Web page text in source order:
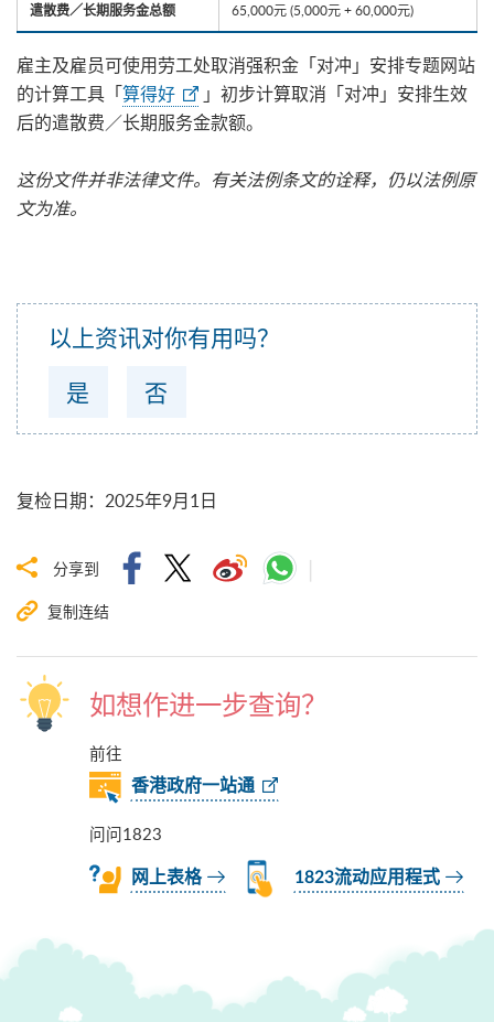
遣散费／长期服务金总额 65,000元 (5,000元 + 60,000元)
雇主及雇员可使用劳工处取消强积金「对冲」安排专题网站
的计算工具「算得好
」初步计算取消「对冲」安排生效
后的遣散费／长期服务金款额。
这份文件并非法律文件。有关法例条文的诠释，仍以法例原
文为准。
以上资讯对你有用吗？
是
否
复检日期： 2025年9月1日
分享到
复制连结
如想作进一步查询？
前往
香港政府一站通
问问1823
网上表格 1823流动应用程式